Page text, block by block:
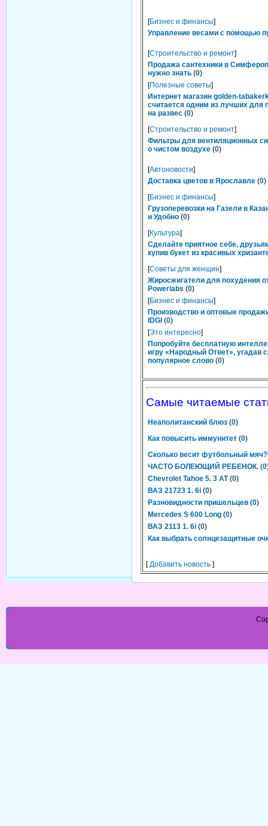
[Бизнес и финансы]
Управление весами с помощью
[Строительство и ремонт]
Продажа сантехники в
нужно знать (0)
[Полезные советы]
Интернет магазин golden-
считается одним из лучших для
на развес (0)
[Строительство и ремонт]
Фильтры для вентиляционных
о чистом воздухе (0)
[Автоновости]
Доставка цветов в Ярославле (0)
[Бизнес и финансы]
Грузоперевозки на Газели в
и Удобно (0)
[Культура]
Сделайте приятное себе,
купив букет из красивых
[Советы для женщин]
Жиросжигатели для похудения
Powerlabs (0)
[Бизнес и финансы]
Производство и оптовые
IDGI (0)
[Это интересно]
Попробуйте бесплатную
игру «Народный Ответ», угадав
популярное слово (0)
Самые читаемые
Неаполитанский блюз (0)
Как повысить иммунитет (0)
Сколько весит футбольный мяч?
ЧАСТО БОЛЕЮЩИЙ РЕБЕНОК. (0
Chevrolet Tahoe 5. 3 AT (0)
ВАЗ 21723 1. 6i (0)
Разновидности пришельцев (0)
Mercedes S 600 Long (0)
ВАЗ 2113 1. 6i (0)
Как выбрать солнцезащитные
[Добавить новость ]